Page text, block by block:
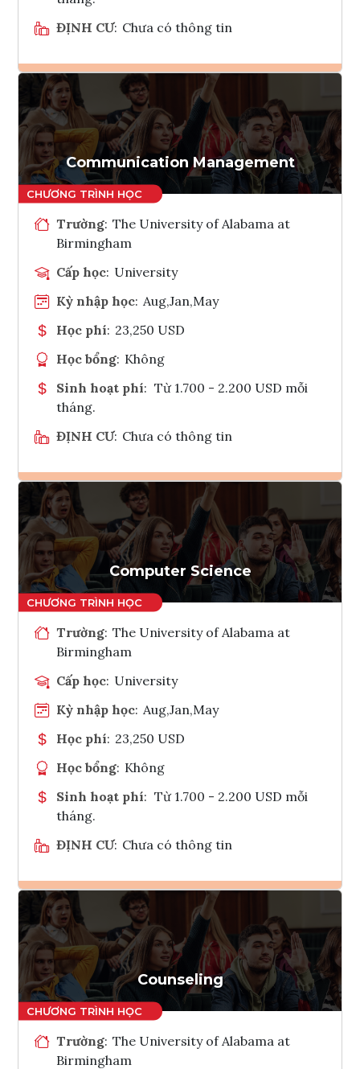
ĐỊNH CƯ: Chưa có thông tin
Ghi danh
Tham vấn Interlink
Communication Management
Trường: The University of Alabama at
Birmingham
Cấp học: University
Kỳ nhập học: Aug,Jan,May
Học phí: 23,250 USD
Học bổng: Không
Sinh hoạt phí: Từ 1.700 - 2.200 USD mỗi
tháng.
ĐỊNH CƯ: Chưa có thông tin
Ghi danh
Tham vấn Interlink
Computer Science
Trường: The University of Alabama at
Birmingham
Cấp học: University
Kỳ nhập học: Aug,Jan,May
Học phí: 23,250 USD
Học bổng: Không
Sinh hoạt phí: Từ 1.700 - 2.200 USD mỗi
tháng.
ĐỊNH CƯ: Chưa có thông tin
Ghi danh
Tham vấn Interlink
Counseling
Trường: The University of Alabama at
Birmingham